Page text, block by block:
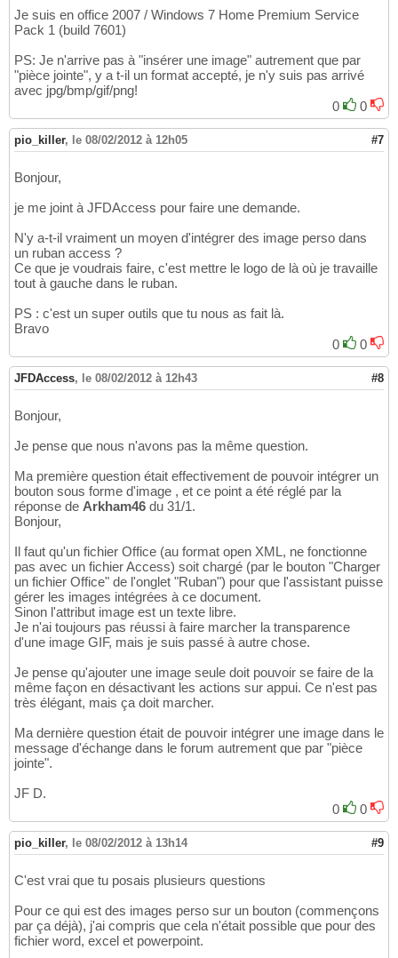
Je suis en office 2007 / Windows 7 Home Premium Service
Pack 1 (build 7601)
PS: Je n'arrive pas à "insérer une image" autrement que par
"pièce jointe", y a t-il un format accepté, je n'y suis pas arrivé
avec jpg/bmp/gif/png!
0
0
pio_killer, le 08/02/2012 à 12h05 #7
Bonjour,
je me joint à JFDAccess pour faire une demande.
N'y a-t-il vraiment un moyen d'intégrer des image perso dans
un ruban access ?
Ce que je voudrais faire, c'est mettre le logo de là où je travaille
tout à gauche dans le ruban.
PS : c'est un super outils que tu nous as fait là.
Bravo
0
0
JFDAccess, le 08/02/2012 à 12h43 #8
Bonjour,
Je pense que nous n'avons pas la même question.
Ma première question était effectivement de pouvoir intégrer un
bouton sous forme d'image , et ce point a été réglé par la
réponse de Arkham46 du 31/1.
Bonjour,
Il faut qu'un fichier Office (au format open XML, ne fonctionne
pas avec un fichier Access) soit chargé (par le bouton "Charger
un fichier Office" de l'onglet "Ruban") pour que l'assistant puisse
gérer les images intégrées à ce document.
Sinon l'attribut image est un texte libre.
Je n'ai toujours pas réussi à faire marcher la transparence
d'une image GIF, mais je suis passé à autre chose.
Je pense qu'ajouter une image seule doit pouvoir se faire de la
même façon en désactivant les actions sur appui. Ce n'est pas
très élégant, mais ça doit marcher.
Ma dernière question était de pouvoir intégrer une image dans le
message d'échange dans le forum autrement que par "pièce
jointe".
JF D.
0
0
pio_killer, le 08/02/2012 à 13h14 #9
C'est vrai que tu posais plusieurs questions
Pour ce qui est des images perso sur un bouton (commençons
par ça déjà), j'ai compris que cela n'était possible que pour des
fichier word, excel et powerpoint.